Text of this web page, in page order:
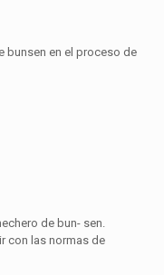
bunsen en el proceso de
de bun- sen.
con las normas de